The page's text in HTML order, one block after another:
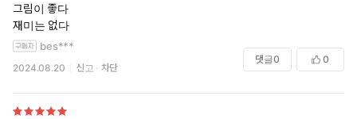
그림이 좋다
재미는 없다
bes***
2024.08.20 신고 차단
댓글0 0